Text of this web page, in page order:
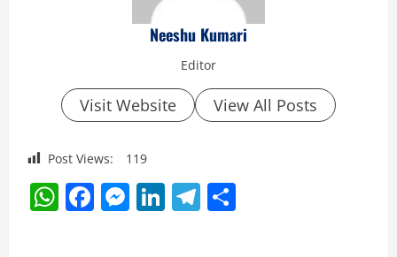
Neeshu Kumari
Editor
Visit Website View All Posts
Post Views: 119
WhatsApp
Facebook
Messenger
LinkedIn
Telegram